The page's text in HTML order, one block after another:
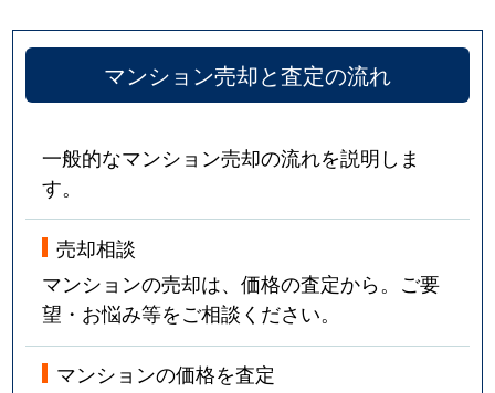
マンション売却と査定の流れ
一般的なマンション売却の流れを説明しま
す。
売却相談
マンションの売却は、価格の査定から。ご要
望・お悩み等をご相談ください。
マンションの価格を査定